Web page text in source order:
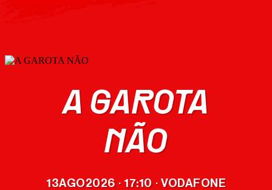
CARTAZ
A GAROTA
NÃO
13AGO2026 · 17:10 · VODAFONE